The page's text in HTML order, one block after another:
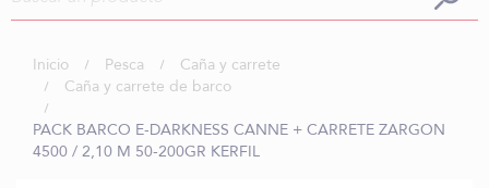
Inicio Pesca
Caña y carrete
Caña y carrete de barco
PACK BARCO E-DARKNESS CANNE + CARRETE ZARGON
4500 / 2,10 M 50-200GR KERFIL